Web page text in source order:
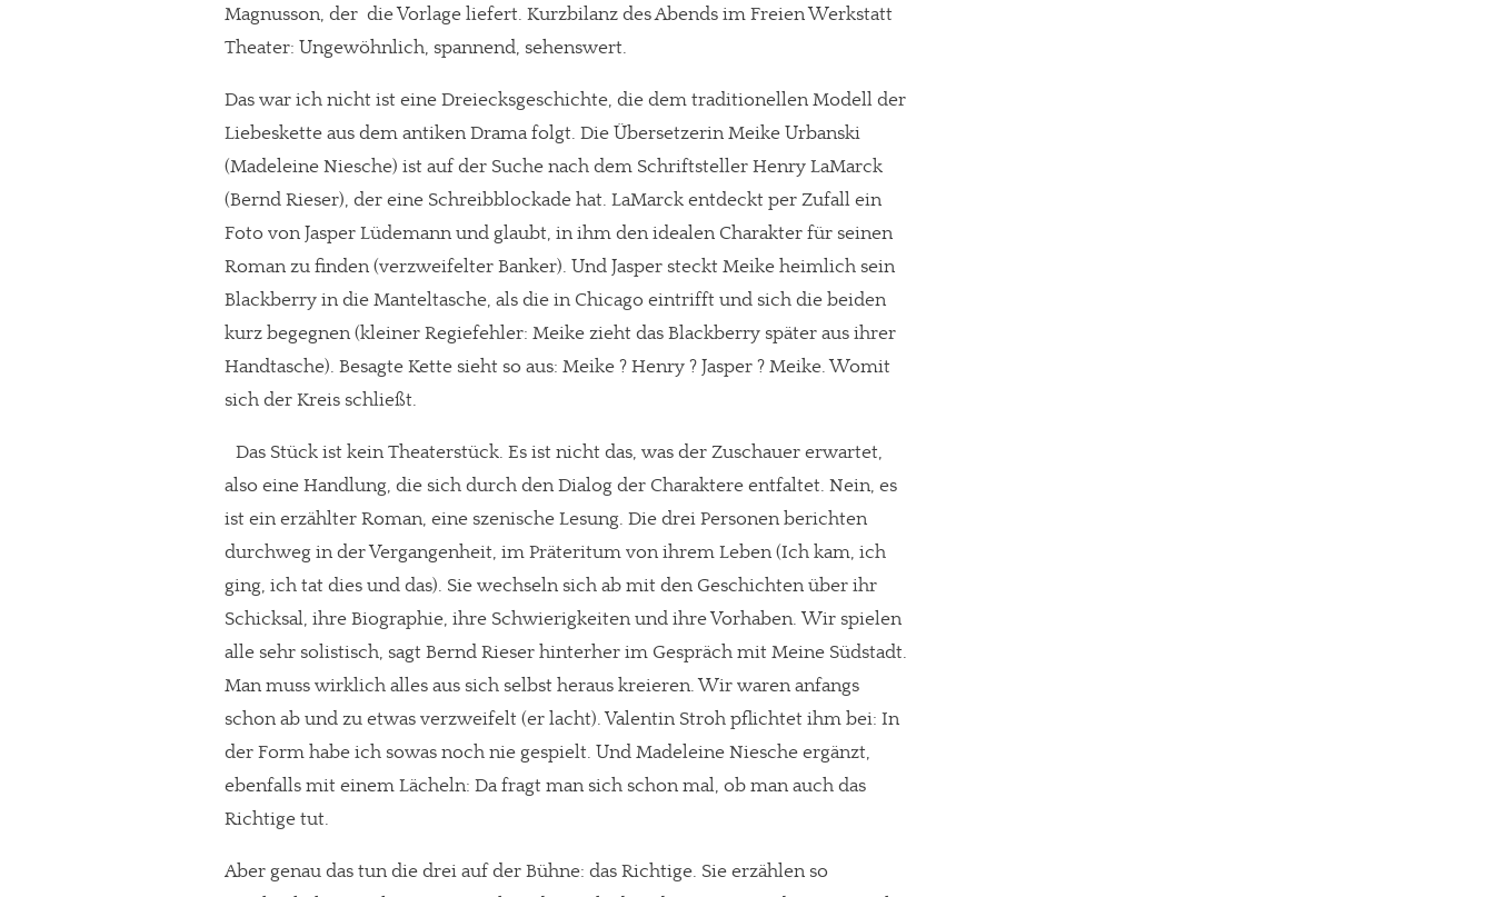
Magnusson, der die Vorlage liefert. Kurzbilanz des Abends im Freien Werkstatt
Theater: Ungewöhnlich, spannend, sehenswert.
Das war ich nicht ist eine Dreiecksgeschichte, die dem traditionellen Modell der
Liebeskette aus dem antiken Drama folgt. Die Übersetzerin Meike Urbanski
(Madeleine Niesche) ist auf der Suche nach dem Schriftsteller Henry LaMarck
(Bernd Rieser), der eine Schreibblockade hat. LaMarck entdeckt per Zufall ein
Foto von Jasper Lüdemann und glaubt, in ihm den idealen Charakter für seinen
Roman zu finden (verzweifelter Banker). Und Jasper steckt Meike heimlich sein
Blackberry in die Manteltasche, als die in Chicago eintrifft und sich die beiden
kurz begegnen (kleiner Regiefehler: Meike zieht das Blackberry später aus ihrer
Handtasche). Besagte Kette sieht so aus: Meike ? Henry ? Jasper ? Meike. Womit
sich der Kreis schließt.
Das Stück ist kein Theaterstück. Es ist nicht das, was der Zuschauer erwartet,
also eine Handlung, die sich durch den Dialog der Charaktere entfaltet. Nein, es
ist ein erzählter Roman, eine szenische Lesung. Die drei Personen berichten
durchweg in der Vergangenheit, im Präteritum von ihrem Leben (Ich kam, ich
ging, ich tat dies und das). Sie wechseln sich ab mit den Geschichten über ihr
Schicksal, ihre Biographie, ihre Schwierigkeiten und ihre Vorhaben. Wir spielen
alle sehr solistisch, sagt Bernd Rieser hinterher im Gespräch mit Meine Südstadt.
Man muss wirklich alles aus sich selbst heraus kreieren. Wir waren anfangs
schon ab und zu etwas verzweifelt (er lacht). Valentin Stroh pflichtet ihm bei: In
der Form habe ich sowas noch nie gespielt. Und Madeleine Niesche ergänzt,
ebenfalls mit einem Lächeln: Da fragt man sich schon mal, ob man auch das
Richtige tut.
Aber genau das tun die drei auf der Bühne: das Richtige. Sie erzählen so